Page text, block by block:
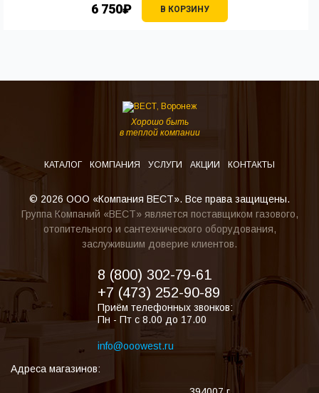
6 750₽ В КОРЗИНУ
Хорошо быть
в теплой компании
КАТАЛОГ КОМПАНИЯ УСЛУГИ АКЦИИ КОНТАКТЫ
© 2026 ООО «Компания ВЕСТ». Все права защищены.
Группа Компаний «ВЕСТ» является поставщиком газового,
отопительного и сантехнического оборудования,
заслужившим доверие клиентов.
8 (800) 302-79-61
+7 (473) 252-90-89
Приём телефонных звонков:
Пн - Пт с 8.00 до 17.00
info@ooowest.ru
Адреса магазинов: